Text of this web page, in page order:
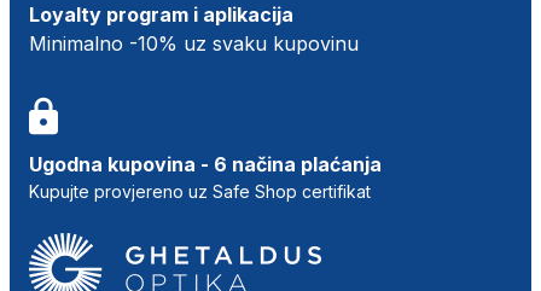
Loyalty program i aplikacija
Minimalno -10% uz svaku kupovinu
Ugodna kupovina - 6 načina plaćanja
Kupujte provjereno uz Safe Shop certifikat